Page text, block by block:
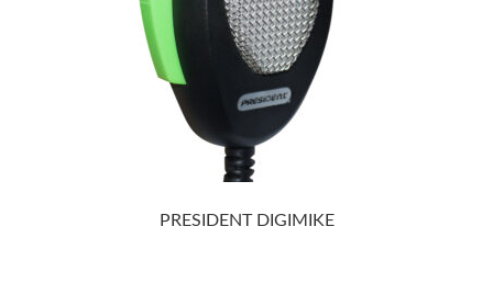
PRESIDENT DIGIMIKE